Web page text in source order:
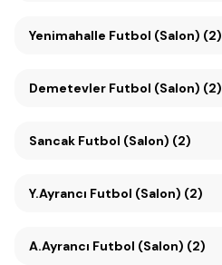
Yenimahalle Futbol (Salon) (2)
Demetevler Futbol (Salon) (2)
Sancak Futbol (Salon) (2)
Y.Ayrancı Futbol (Salon) (2)
A.Ayrancı Futbol (Salon) (2)